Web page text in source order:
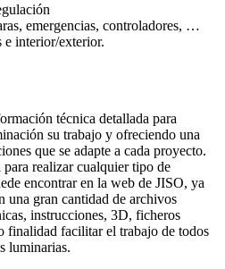
emergencias, controladores, …
e interior/exterior.
técnica detallada para
su trabajo y ofreciendo una
que se adapte a cada proyecto.
realizar cualquier tipo de
encontrar en la web de JISO, ya
una gran cantidad de archivos
instrucciones, 3D, ficheros
facilitar el trabajo de todos
luminarias.